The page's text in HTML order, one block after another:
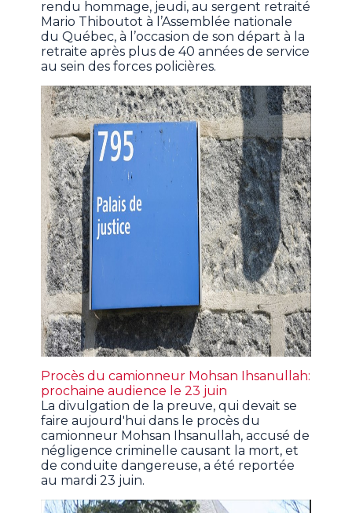
rendu hommage, jeudi, au sergent retraité
Mario Thiboutot à l’Assemblée nationale
du Québec, à l’occasion de son départ à la
retraite après plus de 40 années de service
au sein des forces policières.
Procès du camionneur Mohsan Ihsanullah:
prochaine audience le 23 juin
La divulgation de la preuve, qui devait se
faire aujourd'hui dans le procès du
camionneur Mohsan Ihsanullah, accusé de
négligence criminelle causant la mort, et
de conduite dangereuse, a été reportée
au mardi 23 juin.